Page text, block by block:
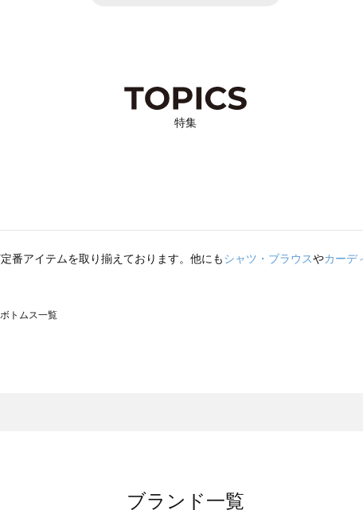
特集
番アイテムを取り揃えております。他にもシャツ・ブラウスやカーデ
トムス一覧
ス）のボトムス一覧
トムス一覧
ブランド一覧